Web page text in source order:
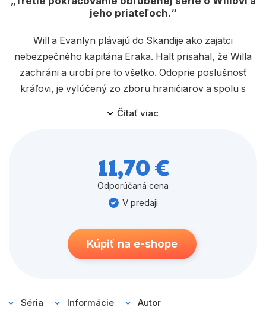
Young adult
Zdravie a životný štýl
Všetky kategórie
jeho priateľoch.
Will a Evanlyn plávajú do Skandije ako zajatci
nebezpečného kapitána Eraka. Halt prisahal, že Willa
zachráni a urobí pre to všetko. Odoprie poslušnosť
kráľovi, je vylúčený zo zboru hraničiarov a spolu s
Horácom, ktorý sa k nemu pripojí, zamieria cez Galiku
do Skandije. Ale prídu včas, aby zachránili Willa pred
Čítať viac
11,70 €
Odporúčaná cena
V predaji
Kúpiť na e-shope
Séria Informácie Autor